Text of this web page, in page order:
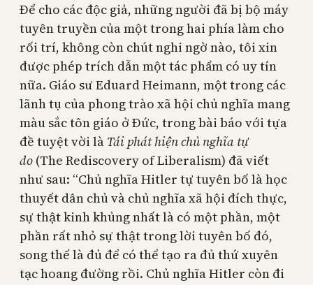
Để cho các độc giả, những người đã bị bộ máy
tuyên truyền của một trong hai phía làm cho
rối trí, không còn chút nghi ngờ nào, tôi xin
được phép trích dẫn một tác phẩm có uy tín
nữa. Giáo sư Eduard Heimann, một trong các
lãnh tụ của phong trào xã hội chủ nghĩa mang
màu sắc tôn giáo ở Đức, trong bài báo với tựa
đề tuyệt vời là Tái phát hiện chủ nghĩa tự
do (The Rediscovery of Liberalism) đã viết
như sau: “Chủ nghĩa Hitler tự tuyên bố là học
thuyết dân chủ và chủ nghĩa xã hội đích thực,
sự thật kinh khủng nhất là có một phần, một
phần rất nhỏ sự thật trong lời tuyên bố đó,
song thế là đủ để có thể tạo ra đủ thứ xuyên
tạc hoang đường rồi. Chủ nghĩa Hitler còn đi